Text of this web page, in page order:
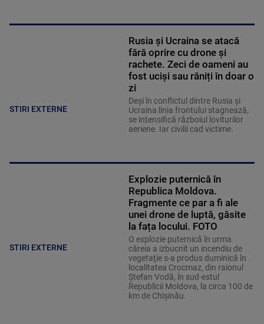
STIRI EXTERNE
Rusia și Ucraina se atacă
fără oprire cu drone și
rachete. Zeci de oameni au
fost uciși sau răniți în doar o
zi
Deși în conflictul dintre Rusia și
Ucraina linia frontului stagnează,
se intensifică războiul loviturilor
aeriene. Iar civilii cad victime.
STIRI EXTERNE
Explozie puternică în
Republica Moldova.
Fragmente ce par a fi ale
unei drone de luptă, găsite
la fața locului. FOTO
O explozie puternică în urma
căreia a izbucnit un incendiu de
vegetaţie s-a produs duminică în
localitatea Crocmaz, din raionul
Ştefan Vodă, în sud-estul
Republicii Moldova, la circa 100 de
km de Chişinău.